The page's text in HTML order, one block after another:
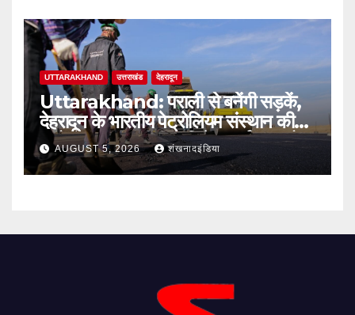
UTTARAKHAND उत्तराखंड देहरादून
Uttarakhand: पराली से बनेंगी सड़कें,
देहरादून के भारतीय पेट्रोलियम संस्थान की
बायो-बाइंडर तकनीक से मिलेगा पर्यावरण को
बड़ा लाभ
AUGUST 5, 2026 शंखनादइंडिया